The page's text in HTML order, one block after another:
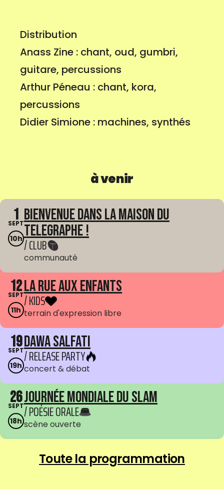
Distribution
Anass Zine : chant, oud, gumbri,
guitare, percussions
Arthur Péneau : chant, kora,
percussions
Didier Simione : machines, synthés
à venir
1
SEPT
10h
Bienvenue dans La Maison du
Telegraphe !
/ CLUB
communauté
12
SEPT
11h
La Rue aux enfants
/ KIDS
terrain d'expression libre
19
SEPT
19h
Dawa Salfati
/ RELEASE PARTY
concert & débat
26
SEPT
18h
Journée mondiale du Slam
/ POÉSIE ORALE
scène ouverte
Toute la programmation